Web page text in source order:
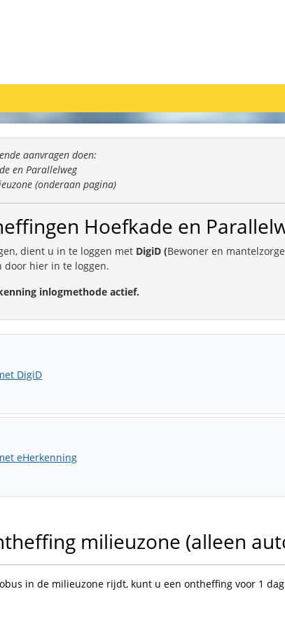
aanvragen doen:
en Parallelweg
(onderaan pagina)
Hoefkade en
dient u in te loggen met DigiD (Bewoner en
hier in te loggen.
inlogmethode actief.
DigiD
eHerkenning
milieuzone (alleen
in de milieuzone rijdt, kunt u een ontheffing voor 1